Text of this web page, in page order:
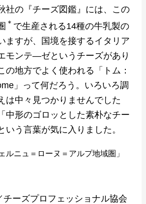
社の『チーズ図鑑』には、この
＊ で生産される14種の牛乳製の
ますが、国境を接するイタリア
モンテ―ゼというチーズがあり
の地方でよく使われる「トム：
」って何だろう。いろいろ調
は中々見つかりませんでした
中形のゴロッとした素朴なチー
いう言葉が気に入りました。
ルニュ＝ローヌ＝アルプ地域圏」
ーズプロフェッショナル協会